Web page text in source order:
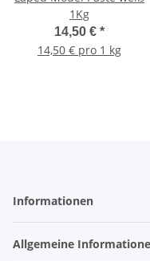
1Kg
14,50 € *
14,50 € pro 1 kg
Informationen
Allgemeine